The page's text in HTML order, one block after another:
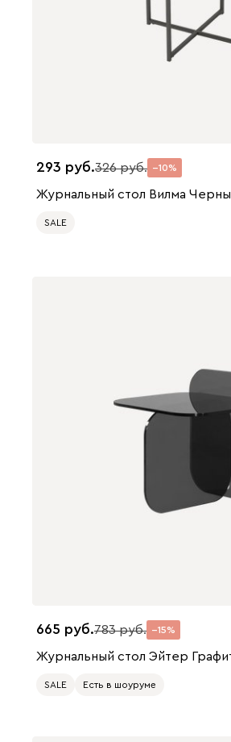
293 326 10
Журнальный стол Вилма
SALE
665 783 15
Журнальный стол Эйтер
SALE Есть в шоуруме